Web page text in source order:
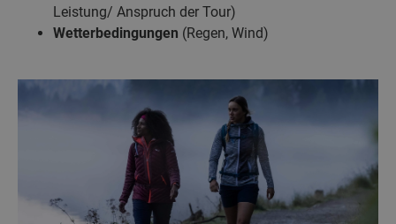
Leistung/ Anspruch der Tour)
Wetterbedingungen (Regen, Wind)